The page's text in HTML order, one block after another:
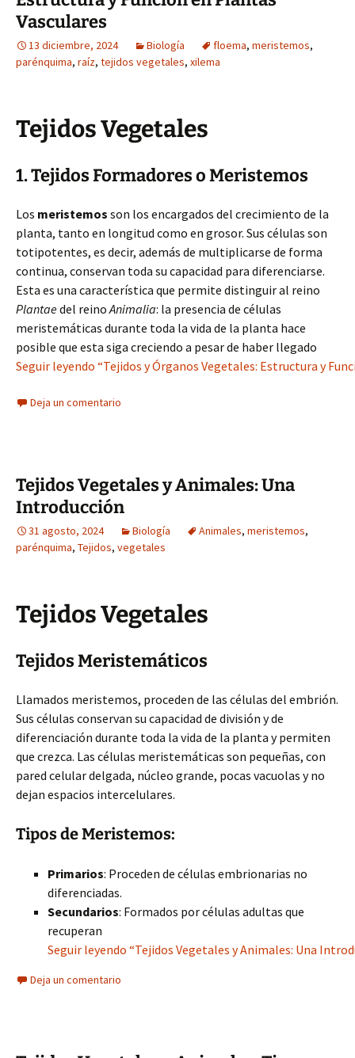
Vasculares
13 diciembre, 2024 Biología floema, meristemos,
parénquima, raíz, tejidos vegetales, xilema
Tejidos Vegetales
1. Tejidos Formadores o Meristemos
Los meristemos son los encargados del crecimiento de la
planta, tanto en longitud como en grosor. Sus células son
totipotentes, es decir, además de multiplicarse de forma
continua, conservan toda su capacidad para diferenciarse.
Esta es una característica que permite distinguir al reino
Plantaedel reinoAnimalia: la presencia de células
meristemáticas durante toda la vida de la planta hace
posible que esta siga creciendo a pesar de haber llegado
Seguir leyendo “Tejidos y Órganos Vegetales: Estructura y
Deja un comentario
Tejidos Vegetales y Animales: Una
Introducción
31 agosto, 2024 Biología Animales, meristemos,
parénquima, Tejidos, vegetales
Tejidos Vegetales
Tejidos Meristemáticos
Llamados meristemos, proceden de las células del embrión.
Sus células conservan su capacidad de división y de
diferenciación durante toda la vida de la planta y permiten
que crezca. Las células meristemáticas son pequeñas, con
pared celular delgada, núcleo grande, pocas vacuolas y no
dejan espacios intercelulares.
Tipos de Meristemos:
Primarios: Proceden de células embrionarias no
diferenciadas.
Secundarios: Formados por células adultas que
recuperan
Seguir leyendo “Tejidos Vegetales y Animales: Una
Deja un comentario